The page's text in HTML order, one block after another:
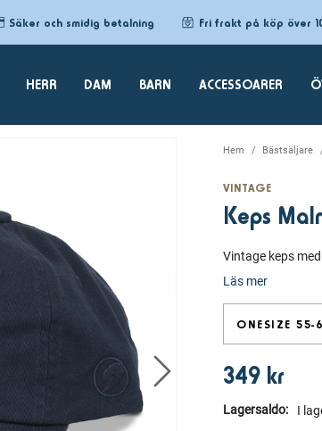
Säker och smidig betalning Fri frakt på köp över
HERR DAM BARN ACCESSOARER
Hem Bästsäljare
VINTAGE
Keps
Vintage keps
Läs mer
ONESIZE 55-
349 kr
Lagersaldo: I